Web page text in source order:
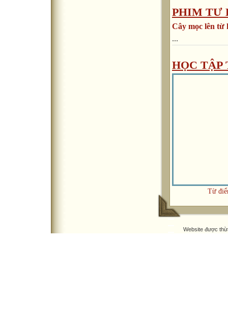
PHIM TƯ
Cây mọc lên từ
...
HỌC TẬP
Từ
Website được